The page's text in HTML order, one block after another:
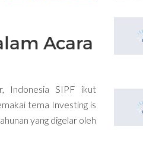
Acara
Indonesia SIPF ikut
tema Investing is
yang digelar oleh